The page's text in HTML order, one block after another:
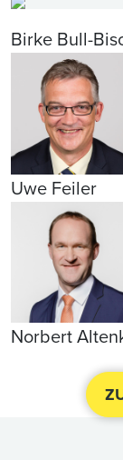
Birke Bull-
Uwe Feiler
Norbert